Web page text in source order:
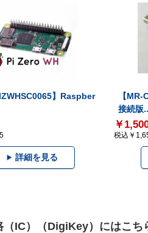
】Raspber
詳細を見る
【
接続版
￥
税込￥
（IC）（DigiKey）にはこち